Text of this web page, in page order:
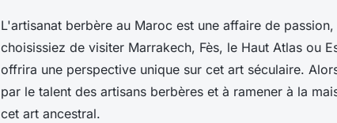
L'artisanat berbère au Maroc est une affaire de
choisissiez de visiter Marrakech, Fès, le Haut Atlas ou
offrira une perspective unique sur cet art séculaire.
par le talent des artisans berbères et à ramener à la
cet art ancestral.